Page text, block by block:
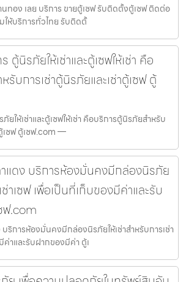
ทอง เลย บริการ ขายตู้เซฟ รับติดตั้งตู้เซฟ ติดต่อ
ห้บริการทั่วไทย รับติดตั้
ตู้นิรภัยให้เช่าและตู้เซฟให้เช่า คือ
บการเช่าตู้นิรภัยและเช่าตู้เซฟ ตู้
ยให้เช่าและตู้เซฟให้เช่า คือบริการตู้นิรภัยสำหรับ
เซฟ ตู้เซฟ.com —
แดง บริการห้องมั่นคงมีกล่องนิรภัย
ช่าเซฟ เพื่อเป็นที่เก็บของมีค่าและรับ
ฟ.com
ริการห้องมั่นคงมีกล่องนิรภัยให้เช่าสำหรับการเช่า
ค่าและรับฝากของมีค่า ตู้เ